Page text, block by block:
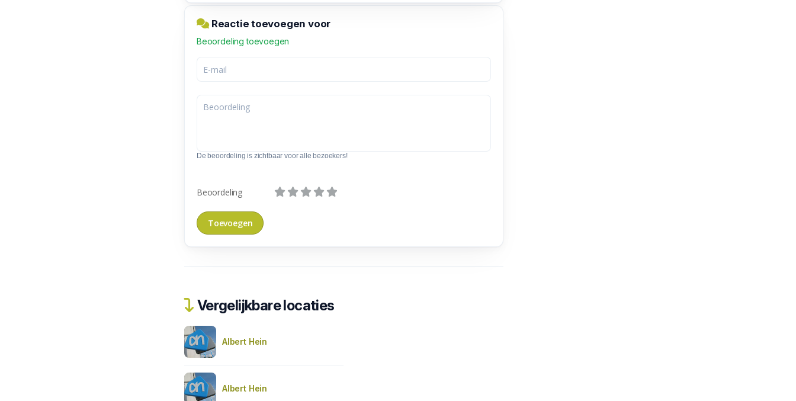
Reactie toevoegen voor
Beoordeling toevoegen
De beoordeling is zichtbaar voor alle bezoekers!
Beoordeling
Vergelijkbare locaties
Albert Hein
Albert Hein